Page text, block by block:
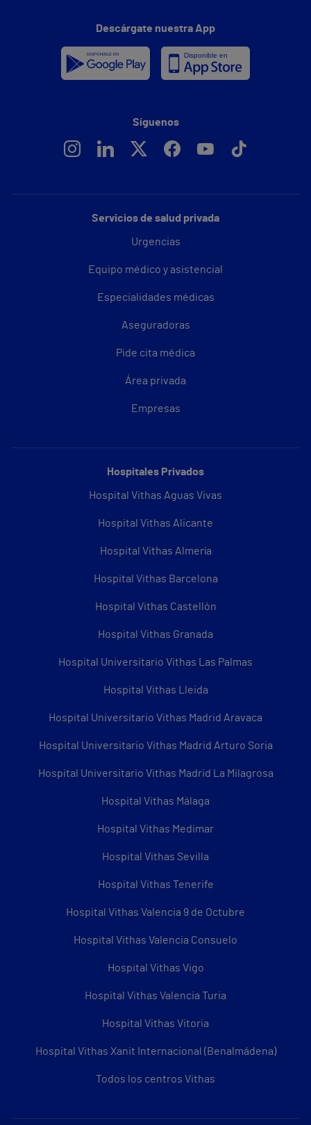
Servicios de salud privada
Urgencias
Equipo médico y asistencial
Especialidades médicas
Aseguradoras
Pide cita médica
Área privada
Empresas
Hospitales Privados
Hospital Vithas Aguas Vivas
Hospital Vithas Alicante
Hospital Vithas Almería
Hospital Vithas Barcelona
Hospital Vithas Castellón
Hospital Vithas Granada
Hospital Universitario Vithas Las Palmas
Hospital Vithas Lleida
Hospital Universitario Vithas Madrid Aravaca
Hospital Universitario Vithas Madrid Arturo Soria
Hospital Universitario Vithas Madrid La Milagrosa
Hospital Vithas Málaga
Hospital Vithas Medimar
Hospital Vithas Sevilla
Hospital Vithas Tenerife
Hospital Vithas Valencia 9 de Octubre
Hospital Vithas Valencia Consuelo
Hospital Vithas Vigo
Hospital Vithas Valencia Turia
Hospital Vithas Vitoria
Hospital Vithas Xanit Internacional (Benalmádena)
Todos los centros Vithas
Descárgate nuestra App
Síguenos